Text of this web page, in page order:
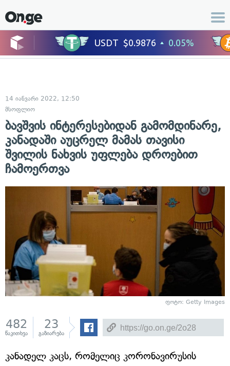
14 იანვარი 2022, 12:50
მსოფლიო
ბავშვის ინტერესებიდან გამომდინარე,
კანადაში აუცრელ მამას თავისი
შვილის ნახვის უფლება დროებით
ჩამოერთვა
ფოტო: Getty Images
482
წაკითხვა
23
გაზიარება
კანადელ კაცს, რომელიც კორონავირუსის